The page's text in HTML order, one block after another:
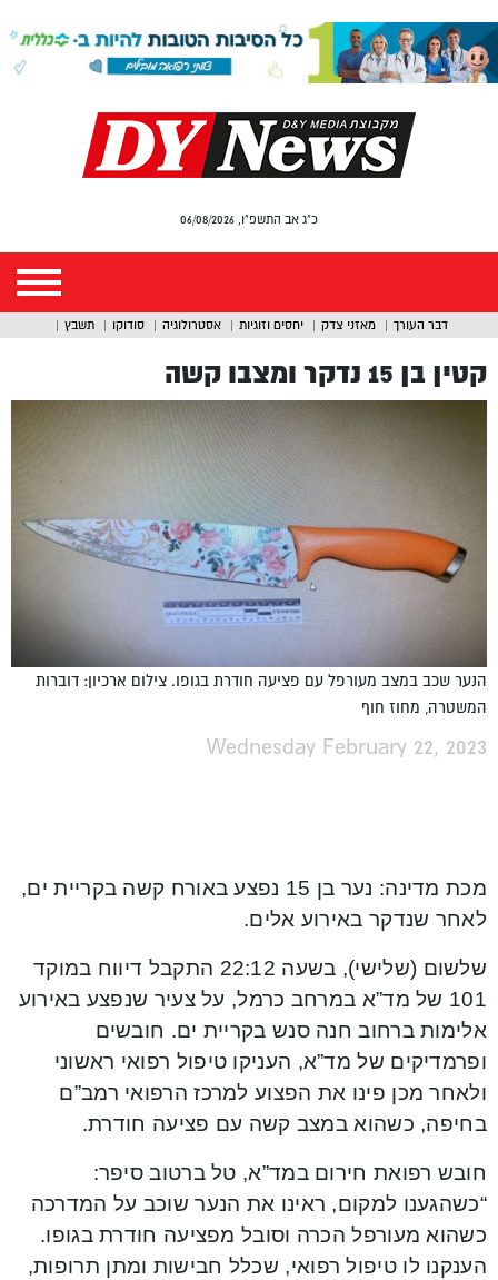
כ"ג אב התשפ"ו, 06/08/2026
דבר העורך מאזני צדק יחסים וזוגיות אסטרולוגיה סודוקו תשבץ
קטין בן 15 נדקר ומצבו קשה
הנער שכב במצב מעורפל עם פציעה חודרת בגופו. צילום ארכיון: דוברות
המשטרה, מחוז חוף
Wednesday February 22, 2023
מכת מדינה: נער בן 15 נפצע באורח קשה בקריית ים,
לאחר שנדקר באירוע אלים.
שלשום (שלישי), בשעה 22:12 התקבל דיווח במוקד
101 של מד”א במרחב כרמל, על צעיר שנפצע באירוע
אלימות ברחוב חנה סנש בקריית ים. חובשים
ופרמדיקים של מד”א, העניקו טיפול רפואי ראשוני
ולאחר מכן פינו את הפצוע למרכז הרפואי רמב”ם
בחיפה, כשהוא במצב קשה עם פציעה חודרת.
חובש רפואת חירום במד”א, טל ברטוב סיפר:
“כשהגענו למקום, ראינו את הנער שוכב על המדרכה
כשהוא מעורפל הכרה וסובל מפציעה חודרת בגופו.
הענקנו לו טיפול רפואי, שכלל חבישות ומתן תרופות,